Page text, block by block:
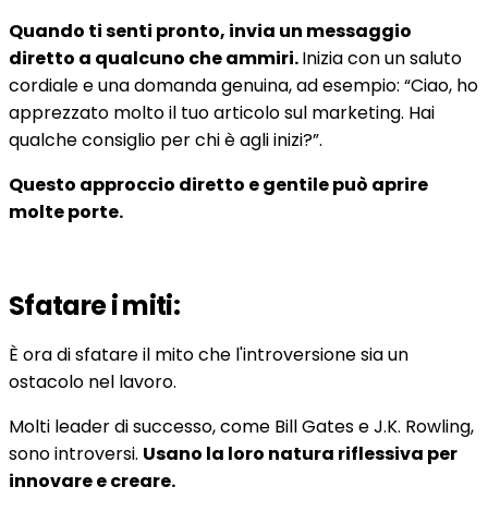
Quando ti senti pronto, invia un messaggio
diretto a qualcuno che ammiri.Inizia con un saluto
cordiale e una domanda genuina, ad esempio: “Ciao, ho
apprezzato molto il tuo articolo sul marketing. Hai
qualche consiglio per chi è agli inizi?”.
Questo approccio diretto e gentile può aprire
molte porte.
Sfatare i miti:
È ora di sfatare il mito che l'introversione sia un
ostacolo nel lavoro.
Molti leader di successo, come Bill Gates e J.K. Rowling,
sono introversi. Usano la loro natura riflessiva per
innovare e creare.